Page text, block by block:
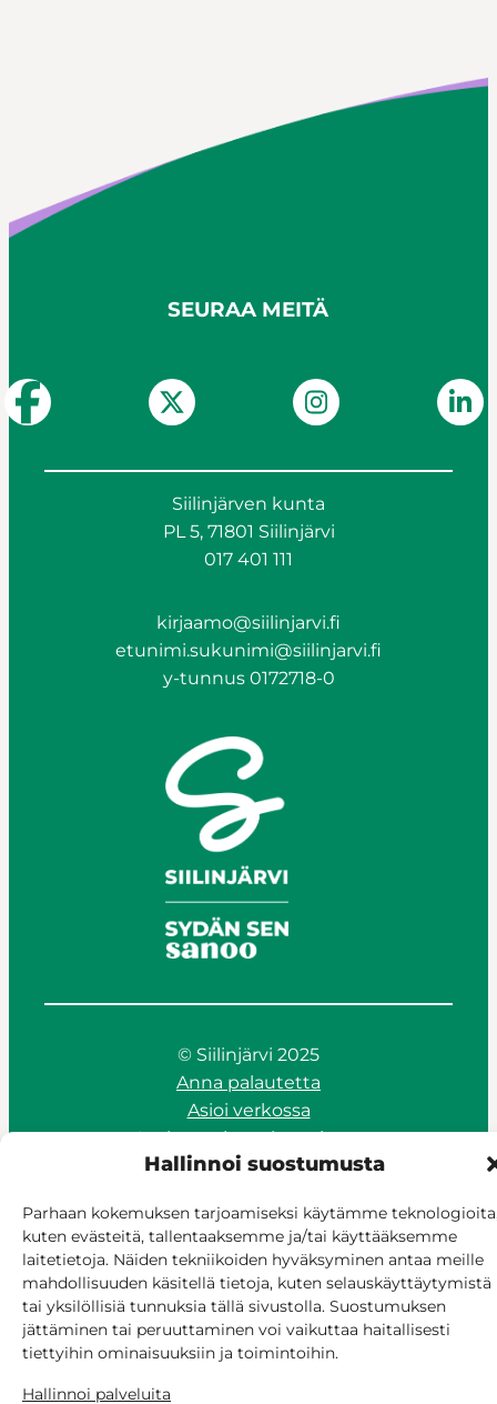
Hallinnoi suostumusta
Parhaan kokemuksen tarjoamiseksi käytämme
kuten evästeitä, tallentaaksemme ja/tai käyttääksemme
laitetietoja. Näiden tekniikoiden hyväksyminen antaa meille
mahdollisuuden käsitellä tietoja, kuten selauskäyttäytymistä
tai yksilöllisiä tunnuksia tällä sivustolla. Suostumuksen
jättäminen tai peruuttaminen voi vaikuttaa haitallisesti
tiettyihin ominaisuuksiin ja toimintoihin.
Hallinnoi palveluita
SEURAA MEITÄ
Siilinjärven kunta
PL 5, 71801 Siilinjärvi
017 401 111
kirjaamo@siilinjarvi.fi
etunimi.sukunimi@siilinjarvi.fi
y-tunnus 0172718-0
© Siilinjärvi 2025
Anna palautetta
Asioi verkossa
Laskutus ja maksaminen
Saavutettavuus
Hallitse suostumusta